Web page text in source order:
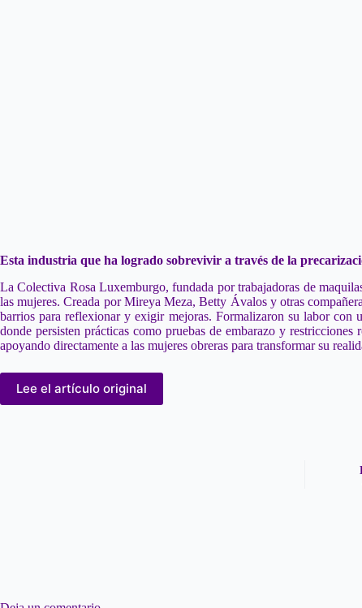
Esta industria que ha logrado sobrevivir a través de la
La Colectiva Rosa Luxemburgo, fundada por trabajadoras de
las mujeres. Creada por Mireya Meza, Betty Ávalos y otras
barrios para reflexionar y exigir mejoras. Formalizaron su labor con
donde persisten prácticas como pruebas de embarazo y
apoyando directamente a las mujeres obreras para transformar su
Lee el artículo original